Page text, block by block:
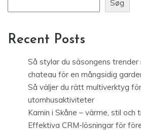
Søg
Recent Posts
Så stylar du säsongens
chateau för en mångsidig
Så väljer du rätt multiverktyg
utomhusaktiviteter
Kamin i Skåne – värme, stil
Effektiva CRM-lösningar för